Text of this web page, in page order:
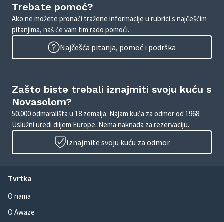
Trebate pomoć?
Ako ne možete pronaći tražene informacije u rubrici s najčešćim
pitanjima, naš će vam tim rado pomoći.
Najčešća pitanja, pomoć i podrška
Zašto biste trebali iznajmiti svoju kuću s
Novasolom?
50.000 odmarališta u 18 zemalja. Najam kuća za odmor od 1968.
Uslužni uredi diljem Europe. Nema naknada za rezervaciju.
Iznajmite svoju kuću za odmor
Tvrtka
O nama
O Awaze